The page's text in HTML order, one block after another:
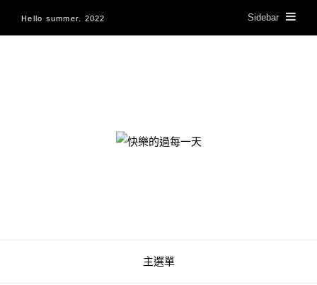
Hello summer. 2022 Sidebar
快樂的過每一天
主選單